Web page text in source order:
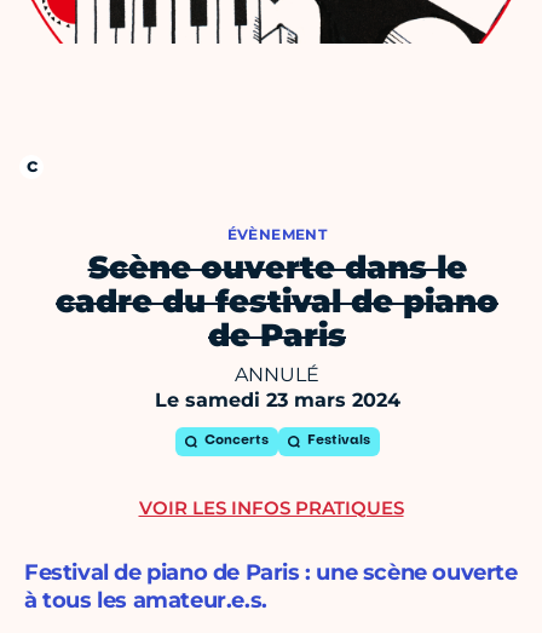
ÉVÈNEMENT
Scène ouverte dans le
cadre du festival de piano
de Paris
ANNULÉ
Le samedi 23 mars 2024
Concerts Festivals
Festival de piano de Paris : une scène ouverte
à tous les amateur.e.s.
VOIR LES INFOS PRATIQUES